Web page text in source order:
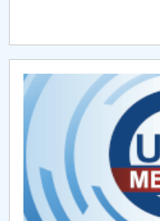
Chestionar
CAR2026
MENIU CANTINA
Admitere doctorat
Admitere Doctorat